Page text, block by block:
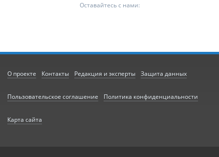
Оставайтесь с нами:
О проекте Контакты Редакция и эксперты Защита данных
Пользовательское соглашение Политика конфиденциальности
Карта сайта